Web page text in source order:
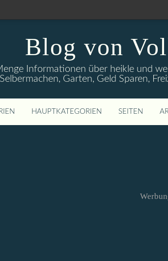
Blog von
Informationen über heikle und
Garten, Geld Sparen,
HAUPTKATEGORIEN SEITEN